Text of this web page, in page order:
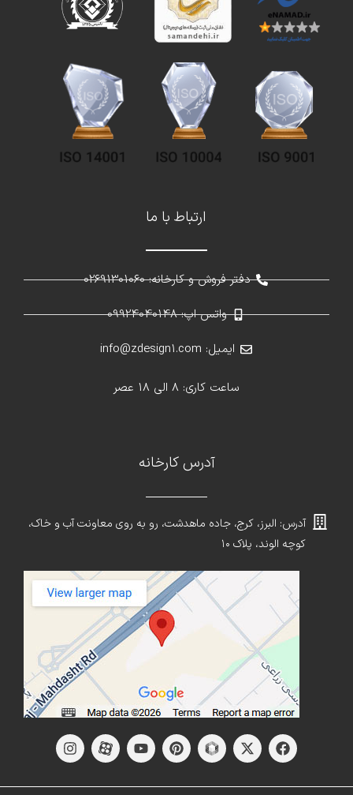
ارتباط با ما
دفتر فروش و کارخانه: 02691301060
واتس اپ: 09924040148
ایمیل: info@zdesign1.com
ساعت کاری: 8 الی 18 عصر
آدرس کارخانه
آدرس: البرز، کرج، جاده ماهدشت، رو به روی معاونت آب و خاک،
کوچه الوند، پلاک ۱۰